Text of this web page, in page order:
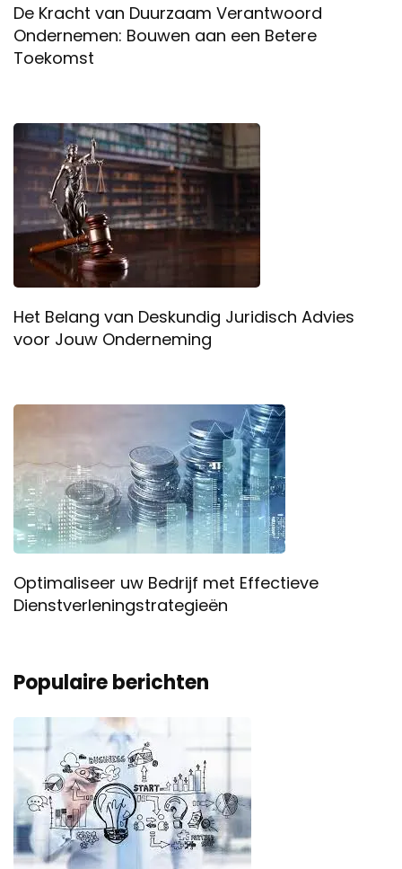
De Kracht van Duurzaam Verantwoord
Ondernemen: Bouwen aan een Betere
Toekomst
Het Belang van Deskundig Juridisch Advies
voor Jouw Onderneming
Optimaliseer uw Bedrijf met Effectieve
Dienstverleningstrategieën
Populaire berichten